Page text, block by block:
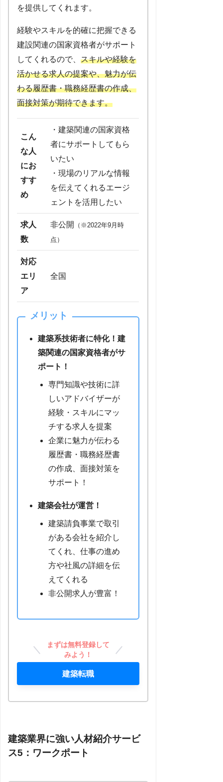
を提供してくれます。
経験やスキルを的確に把握できる
建設関連の国家資格者がサポート
してくれるので、 スキルや経験を
活かせる求人の提案や、魅力が伝
わる履歴書・職務経歴書の作成、
面接対策が期待できます。
こん
な人
にお
すす
め
・建築関連の国家資格
者にサポートしてもら
いたい
・現場のリアルな情報
を伝えてくれるエージ
ェントを活用したい
求人
数
非公開
（※2022年9月時
点）
対応
エリ
ア
全国
メリット
建築系技術者に特化！建
築関連の国家資格者がサ
ポート！
専門知識や技術に詳
しいアドバイザーが
経験・スキルにマッ
チする求人を提案
企業に魅力が伝わる
履歴書・職務経歴書
の作成、面接対策を
サポート！
建築会社が運営！
建築請負事業で取引
がある会社を紹介し
てくれ、仕事の進め
方や社風の詳細を伝
えてくれる
非公開求人が豊富！
まずは無料登録して
みよう！
建築転職
建築業界に強い人材紹介サービ
ス5：ワークポート